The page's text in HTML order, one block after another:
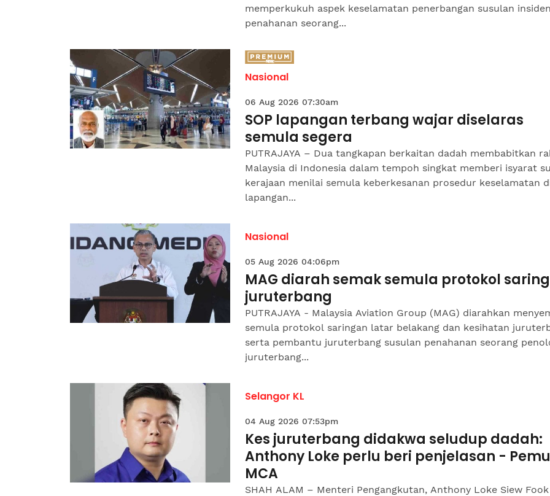
memperkukuh aspek keselamatan penerbangan susulan insiden
penahanan seorang...
Nasional
06 Aug 2026 07:30am
SOP lapangan terbang wajar diselaras
semula segera
PUTRAJAYA – Dua tangkapan berkaitan dadah membabitkan
Malaysia di Indonesia dalam tempoh singkat memberi isyarat
kerajaan menilai semula keberkesanan prosedur keselamatan
lapangan...
Nasional
05 Aug 2026 04:06pm
MAG diarah semak semula protokol
juruterbang
PUTRAJAYA - Malaysia Aviation Group (MAG) diarahkan
semula protokol saringan latar belakang dan kesihatan
serta pembantu juruterbang susulan penahanan seorang
juruterbang...
Selangor KL
04 Aug 2026 07:53pm
Kes juruterbang didakwa seludup dadah:
Anthony Loke perlu beri penjelasan -
MCA
SHAH ALAM – Menteri Pengangkutan, Anthony Loke Siew Fook